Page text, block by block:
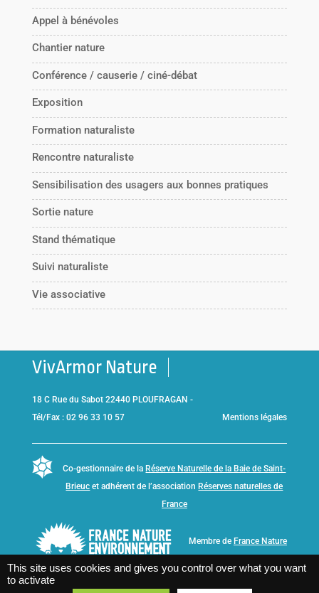
Appel à bénévoles
Chantier nature
Conférence / causerie / ciné-débat
Exposition
Formation naturaliste
Rencontre naturaliste
Sensibilisation des usagers aux bonnes pratiques
Sortie nature
Stand thématique
Suivi naturaliste
Vie associative
VivArmor Nature
18 C Rue du Sabot 22440 PLOUFRAGAN -
Tél/Fax : 02 96 33 10 57
Mentions légales
Co-gestionnaire de laRéserve Naturelle de la Baie de Saint-
Brieuc et adhérent de l’associationRéserves naturelles de
France
Membre de France Nature
This site uses cookies and gives you control over what you want
to activate